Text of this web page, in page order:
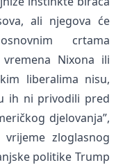
ali njegova će
crtama
Nixona ili
liberalima nisu,
ih ni privodili pred
djelovanja”,
zloglasnog
politike Trump